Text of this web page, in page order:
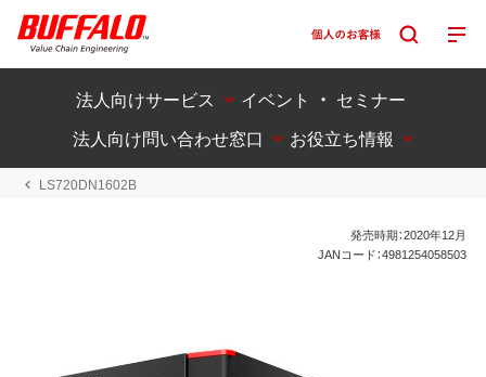
法人向けサービス
イベント ・ セミナー
法人向け問い合わせ窓口
お役立ち情報
LS720DN1602B
発売時期：2020年12月
JANコード：4981254058503